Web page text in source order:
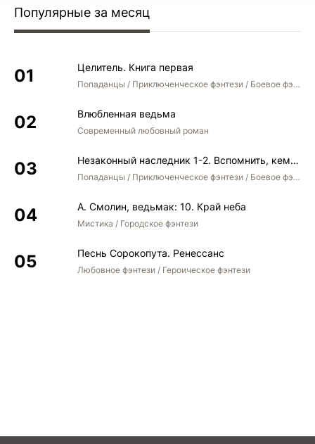
Популярные за месяц
Целитель. Книга первая
Попаданцы / Приключенческое фэнтези / Боевое фэнтези
Влюбленная ведьма
Современный любовный роман
Незаконный наследник 1-2. Вспомнить, кем был. Стать собой. Остаться собой
Попаданцы / Приключенческое фэнтези / Боевое фэнтези / Юмористическое фэнтези
А. Смолин, ведьмак: 10. Край неба
Мистика / Городское фэнтези
Песнь Сорокопута. Ренессанс
Любовное фэнтези / Героическое фэнтези